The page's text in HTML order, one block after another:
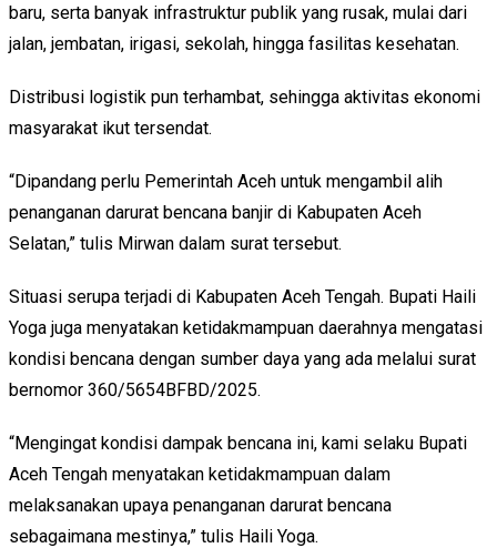
baru, serta banyak infrastruktur publik yang rusak, mulai dari
jalan, jembatan, irigasi, sekolah, hingga fasilitas kesehatan.
Distribusi logistik pun terhambat, sehingga aktivitas ekonomi
masyarakat ikut tersendat.
“Dipandang perlu Pemerintah Aceh untuk mengambil alih
penanganan darurat bencana banjir di Kabupaten Aceh
Selatan,” tulis Mirwan dalam surat tersebut.
Situasi serupa terjadi di Kabupaten Aceh Tengah. Bupati Haili
Yoga juga menyatakan ketidakmampuan daerahnya mengatasi
kondisi bencana dengan sumber daya yang ada melalui surat
bernomor 360/5654BFBD/2025.
“Mengingat kondisi dampak bencana ini, kami selaku Bupati
Aceh Tengah menyatakan ketidakmampuan dalam
melaksanakan upaya penanganan darurat bencana
sebagaimana mestinya,” tulis Haili Yoga.